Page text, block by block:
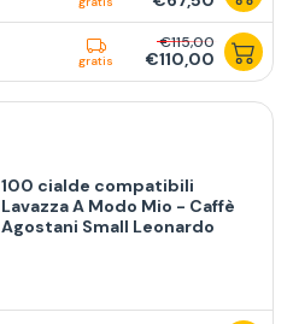
gratis
€115,00
€110,00
100 cialde compatibili
Lavazza A Modo Mio - Caffè
Agostani Small Leonardo